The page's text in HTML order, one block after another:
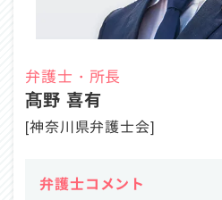
弁護士・所長
髙野 喜有
[神奈川県弁護士会]
弁護士コメント